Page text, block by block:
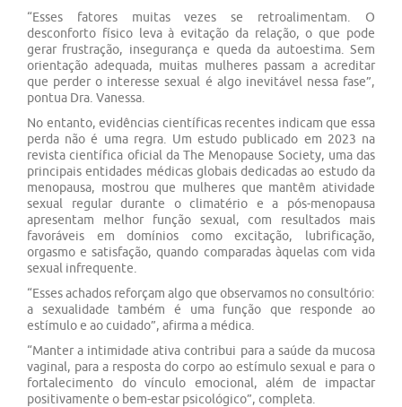
“Esses fatores muitas vezes se retroalimentam. O
desconforto físico leva à evitação da relação, o que pode
gerar frustração, insegurança e queda da autoestima. Sem
orientação adequada, muitas mulheres passam a acreditar
que perder o interesse sexual é algo inevitável nessa fase”,
pontua Dra. Vanessa.
No entanto, evidências científicas recentes indicam que essa
perda não é uma regra. Um estudo publicado em 2023 na
revista científica oficial da The Menopause Society, uma das
principais entidades médicas globais dedicadas ao estudo da
menopausa, mostrou que mulheres que mantêm atividade
sexual regular durante o climatério e a pós-menopausa
apresentam melhor função sexual, com resultados mais
favoráveis em domínios como excitação, lubrificação,
orgasmo e satisfação, quando comparadas àquelas com vida
sexual infrequente.
“Esses achados reforçam algo que observamos no consultório:
a sexualidade também é uma função que responde ao
estímulo e ao cuidado”, afirma a médica.
“Manter a intimidade ativa contribui para a saúde da mucosa
vaginal, para a resposta do corpo ao estímulo sexual e para o
fortalecimento do vínculo emocional, além de impactar
positivamente o bem-estar psicológico”, completa.